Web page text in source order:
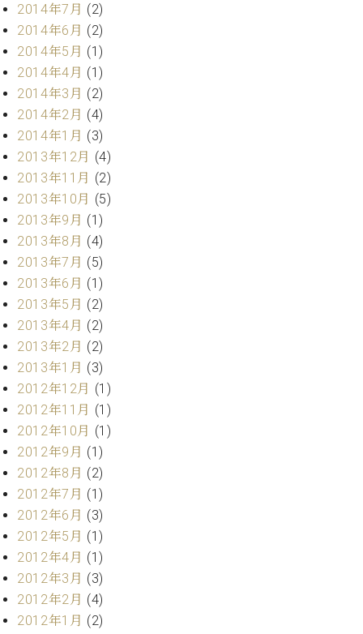
合
わ
せ
ア
ー
テ
ィ
ス
ト
カ
ス
マ
ー
サ
ー
ビ
ス
(
律
)
ア
フ
タ
サ
ー
ビ
ス
(調
律)
2014年7月 (2)
2014年6月 (2)
2014年5月 (1)
2014年4月 (1)
2014年3月 (2)
2014年2月 (4)
2014年1月 (3)
2013年12月 (4)
2013年11月 (2)
2013年10月 (5)
2013年9月 (1)
2013年8月 (4)
2013年7月 (5)
2013年6月 (1)
2013年5月 (2)
2013年4月 (2)
2013年2月 (2)
2013年1月 (3)
2012年12月 (1)
2012年11月 (1)
2012年10月 (1)
2012年9月 (1)
2012年8月 (2)
2012年7月 (1)
2012年6月 (3)
2012年5月 (1)
2012年4月 (1)
2012年3月 (3)
2012年2月 (4)
2012年1月 (2)